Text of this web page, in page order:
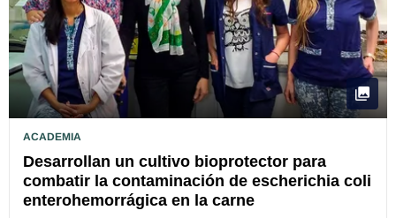
ACADEMIA
Desarrollan un cultivo bioprotector para
combatir la contaminación de escherichia coli
enterohemorrágica en la carne